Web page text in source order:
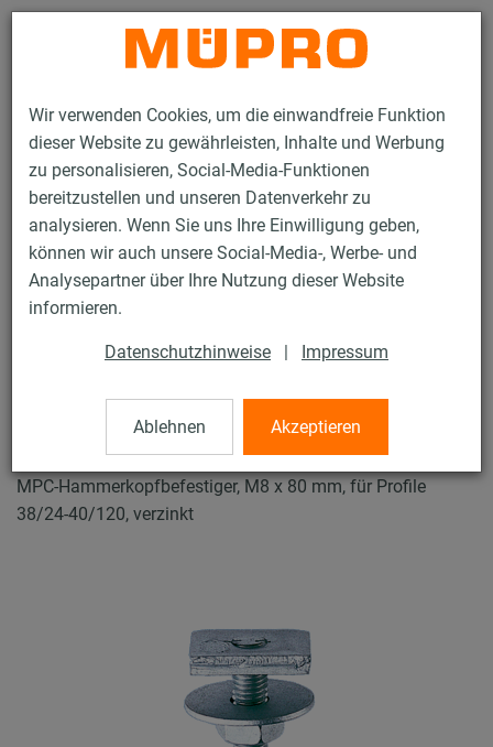
Wir verwenden Cookies, um die einwandfreie Funktion
dieser Website zu gewährleisten, Inhalte und Werbung
zu personalisieren, Social-Media-Funktionen
bereitzustellen und unseren Datenverkehr zu
analysieren. Wenn Sie uns Ihre Einwilligung geben,
können wir auch unsere Social-Media-, Werbe- und
Analysepartner über Ihre Nutzung dieser Website
informieren.
Datenschutzhinweise | Impressum
Ablehnen Akzeptieren
Kontakt
Produkte Befestigungstechnik
Installationsschienen
MPC-Hammerkopfbefestiger 38/24 - 40/120
MPC-Hammerkopfbefestiger
38/24 - 40/120
MPC-Hammerkopfbefestiger, M8 x 80 mm, für Profile
38/24-40/120, verzinkt